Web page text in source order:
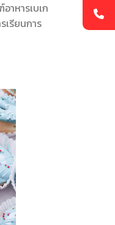
าหารเบเก
เรียนการ